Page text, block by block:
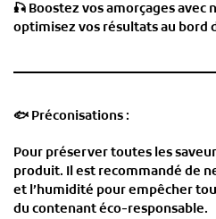
🎣 Boostez vos amorçages avec
optimisez vos résultats au bord
🐟 Préconisations :
Pour préserver toutes les
produit. Il est recommandé de
et l’humidité pour empêcher
du contenant éco-responsable.